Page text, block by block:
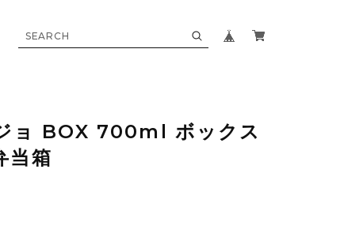
ョ BOX 700ml ボックス
当箱